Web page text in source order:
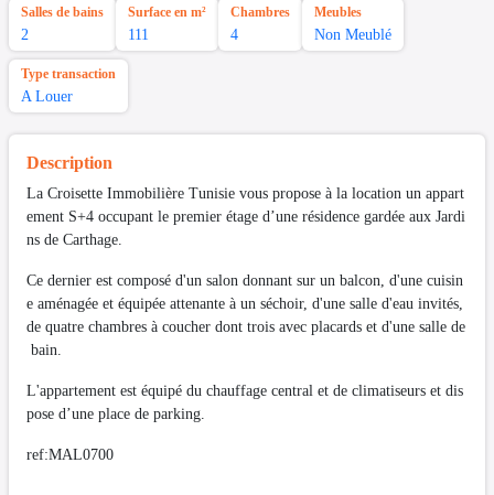
Salles de bains
2
Surface en m²
111
Chambres
4
Meubles
Non Meublé
Type transaction
A Louer
Description
La Croisette Immobilière Tunisie vous propose à la location un appart
ement S+4 occupant le premier étage d’une résidence gardée aux Jardi
ns de Carthage.
Ce dernier est composé d'un salon donnant sur un balcon, d'une cuisin
e aménagée et équipée attenante à un séchoir, d'une salle d'eau invités,
de quatre chambres à coucher dont trois avec placards et d'une salle de
bain.
L'appartement est équipé du chauffage central et de climatiseurs et dis
pose d’une place de parking.
ref:MAL0700